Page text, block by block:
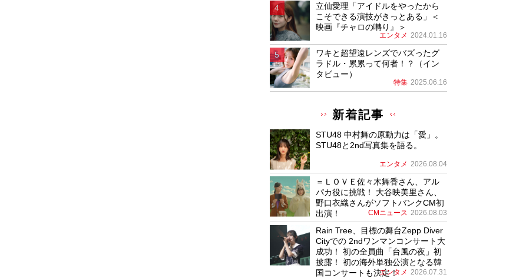
立仙愛理「アイドルをやったから
こそできる演技がきっとある」＜
映画『チャロの囀り』＞
エンタメ 2024.01.16
ワキと超望遠レンズでバズったグ
ラドル・累累って何者！？（イン
タビュー）
特集 2025.06.16
新着記事
STU48 中村舞の原動力は「愛」。
STU48と2nd写真集を語る。
エンタメ 2026.08.04
＝ＬＯＶＥ佐々木舞香さん、アル
パカ役に挑戦！ 大谷映美里さん、
野口衣織さんがソフトバンクCM初
出演！
CMニュース 2026.08.03
Rain Tree、目標の舞台Zepp Diver
Cityでの 2ndワンマンコンサート大
成功！ 初の全員曲「台風の夜」初
披露！ 初の海外単独公演となる韓
国コンサートも決定！
エンタメ 2026.07.31